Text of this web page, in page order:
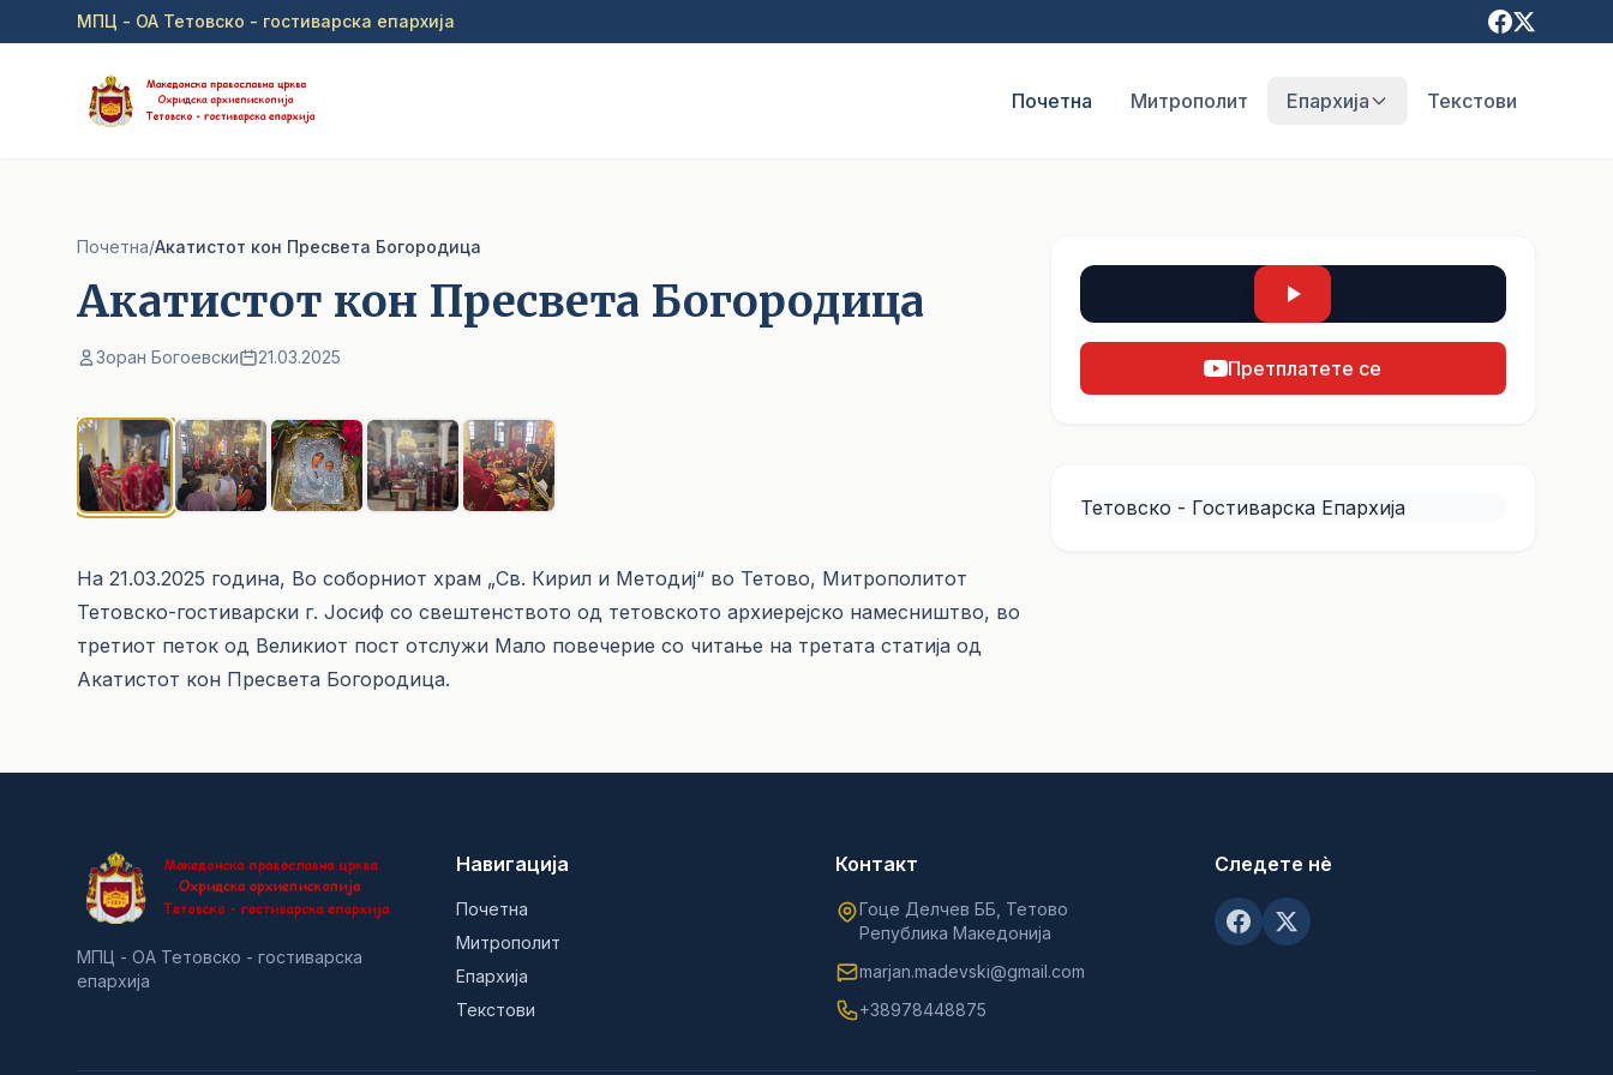
Прејди на главна содржина
МПЦ - ОА Тетовско - гостиварска епархија
Почетна Митрополит Епархија Текстови
Почетна/Акатистот кон Пресвета Богородица
Акатистот кон Пресвета Богородица
Зоран Богоевски 21.03.2025
На 21.03.2025 година, Во соборниот храм „Св. Кирил и Методиј“ во Тетово, Митрополитот
Тетовско-гостиварски г. Јосиф со свештенството од тетовското архиерејско намесништво, во
третиот петок од Великиот пост отслужи Мало повечерие со читање на третата статија од
Акатистот кон Пресвета Богородица.
Претплатете се
Тетовско - Гостиварска Епархија
МПЦ - ОА Тетовско - гостиварска
епархија
Навигација
Почетна
Митрополит
Епархија
Текстови
Контакт
Гоце Делчев ББ, Тетово
Република Македонија
marjan.madevski@gmail.com
+38978448875
Следете нè